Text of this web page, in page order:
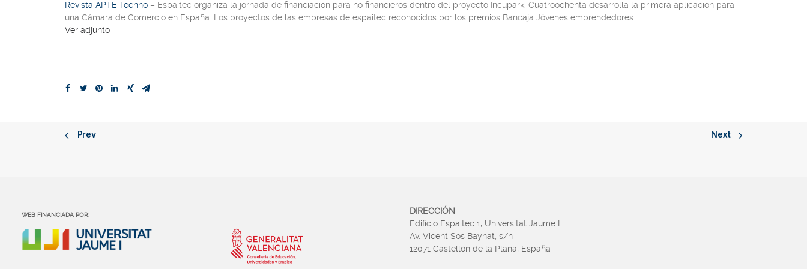
Revista APTE Techno – Espaitec organiza la jornada de financiación para no financieros dentro del proyecto Incupark. Cuatroochenta desarrolla la primera aplicación para
una Cámara de Comercio en España. Los proyectos de las empresas de espaitec reconocidos por los premios Bancaja Jóvenes emprendedores
Ver adjunto
Prev Next
WEB FINANCIADA POR:
DIRECCIÓN
Edificio Espaitec 1, Universitat Jaume I
Av. Vicent Sos Baynat, s/n
12071 Castellón de la Plana, España